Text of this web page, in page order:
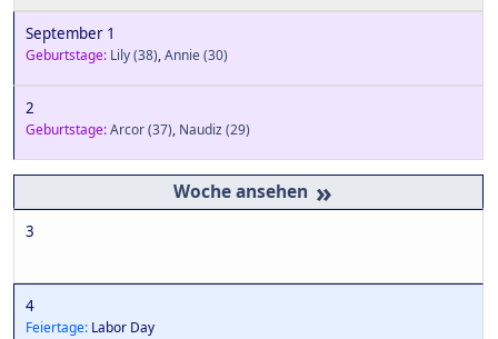
September 1
Geburtstage: Lily(38),Annie(30)
2
Geburtstage:Arcor(37), Naudiz(29)
»
3
4
Feiertage: Labor Day